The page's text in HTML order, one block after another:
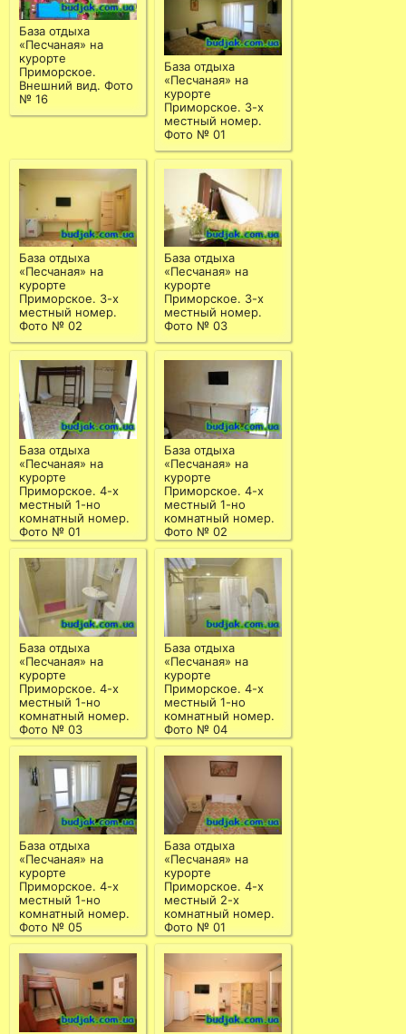
База отдыха
«Песчаная» на
курорте
Приморское.
Внешний вид. Фото
№ 16
База отдыха
«Песчаная» на
курорте
Приморское. 3-х
местный номер.
Фото № 01
База отдыха
«Песчаная» на
курорте
Приморское. 3-х
местный номер.
Фото № 02
База отдыха
«Песчаная» на
курорте
Приморское. 3-х
местный номер.
Фото № 03
База отдыха
«Песчаная» на
курорте
Приморское. 4-х
местный 1-но
комнатный номер.
Фото № 01
База отдыха
«Песчаная» на
курорте
Приморское. 4-х
местный 1-но
комнатный номер.
Фото № 02
База отдыха
«Песчаная» на
курорте
Приморское. 4-х
местный 1-но
комнатный номер.
Фото № 03
База отдыха
«Песчаная» на
курорте
Приморское. 4-х
местный 1-но
комнатный номер.
Фото № 04
База отдыха
«Песчаная» на
курорте
Приморское. 4-х
местный 1-но
комнатный номер.
Фото № 05
База отдыха
«Песчаная» на
курорте
Приморское. 4-х
местный 2-х
комнатный номер.
Фото № 01